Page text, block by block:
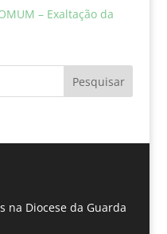
– Exaltação da
Pesquisar
na Diocese da Guarda